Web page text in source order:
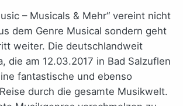
– Musicals & Mehr“ vereint nicht
dem Genre Musical sondern geht
weiter. Die deutschlandweit
die am 12.03.2017 in Bad Salzuflen
fantastische und ebenso
durch die gesamte Musikwelt.